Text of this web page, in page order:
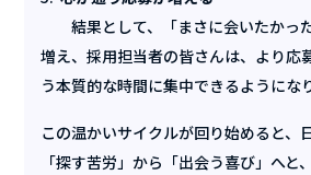
結果として、「まさに会いたかっ
増え、採用担当者の皆さんは、より応
う本質的な時間に集中できるようにな
この温かいサイクルが回り始めると、
「探す苦労」から「出会う喜び」へと